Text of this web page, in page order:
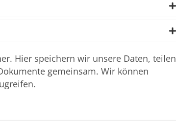
Hier speichern wir unsere Daten, teilen
gemeinsam. Wir können